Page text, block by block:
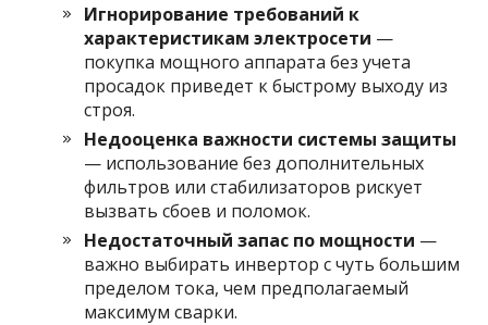
Игнорирование требований к
характеристикам электросети —
покупка мощного аппарата без учета
просадок приведет к быстрому выходу из
строя.
Недооценка важности системы защиты
— использование без дополнительных
фильтров или стабилизаторов рискует
вызвать сбоев и поломок.
Недостаточный запас по мощности —
важно выбирать инвертор с чуть большим
пределом тока, чем предполагаемый
максимум сварки.